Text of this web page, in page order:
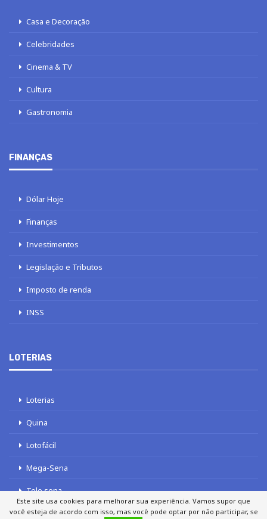
Casa e Decoração
Celebridades
Cinema & TV
Cultura
Gastronomia
FINANÇAS
Dólar Hoje
Finanças
Investimentos
Legislação e Tributos
Imposto de renda
INSS
LOTERIAS
Loterias
Quina
Lotofácil
Mega-Sena
Tele sena
Este site usa cookies para melhorar sua experiência. Vamos supor que
você esteja de acordo com isso, mas você pode optar por não participar, se